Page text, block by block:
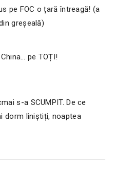
pe FOC o țară întreagă! (a
greșeală)
pe TOȚI!
s-a SCUMPIT. De ce
dorm liniștiți, noaptea